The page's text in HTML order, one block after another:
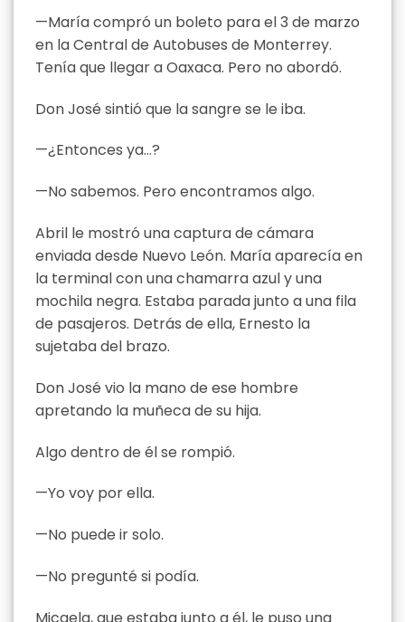
—María compró un boleto para el 3 de marzo
en la Central de Autobuses de Monterrey.
Tenía que llegar a Oaxaca. Pero no abordó.
Don José sintió que la sangre se le iba.
—¿Entonces ya…?
—No sabemos. Pero encontramos algo.
Abril le mostró una captura de cámara
enviada desde Nuevo León. María aparecía en
la terminal con una chamarra azul y una
mochila negra. Estaba parada junto a una fila
de pasajeros. Detrás de ella, Ernesto la
sujetaba del brazo.
Don José vio la mano de ese hombre
apretando la muñeca de su hija.
Algo dentro de él se rompió.
—Yo voy por ella.
—No puede ir solo.
—No pregunté si podía.
Micaela, que estaba junto a él, le puso una